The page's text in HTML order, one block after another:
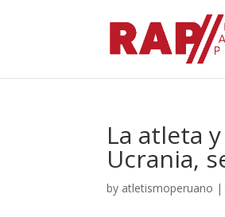
La atleta
Ucrania,
by atletismoperuano |